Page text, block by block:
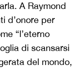
A Raymond
d’onore per
“l’eterno
di scansarsi
del mondo,